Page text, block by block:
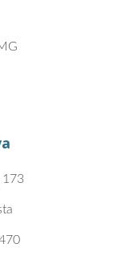
173